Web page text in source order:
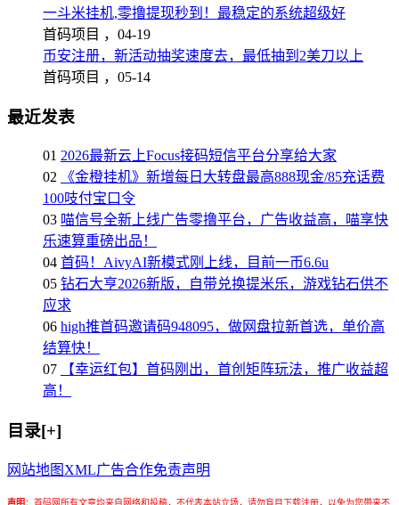
一斗米挂机,零撸提现秒到！最稳定的系统超级好
首码项目 ， 04-19
币安注册，新活动抽奖速度去，最低抽到2美刀以上
首码项目 ， 05-14
最近发表
01 2026最新云上Focus接码短信平台分享给大家
02
《金橙挂机》新增每日大转盘最高888现金/85充话费
100吱付宝口令
03 喵信号全新上线广告零撸平台，广告收益高，喵享快
乐速算重磅出品！
04 首码！AivyAI新模式刚上线，目前一币6.6u
05 钻石大亨2026新版，自带兑换提米乐，游戏钻石供不
应求
06 high推首码邀请码948095，做网盘拉新首选，单价高
结算快！
07
【幸运红包】首码刚出，首创矩阵玩法，推广收益超
高！
目录[+]
网站地图 XML广告合作免责声明
声明： 首码网所有文章均来自网络和投稿，不代表本站立场，请勿盲目下载注册，以免为您带来不